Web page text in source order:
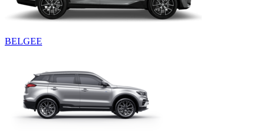
BELGEE